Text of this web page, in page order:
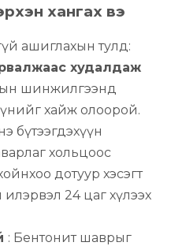
хангах вэ
ашиглахын тулд:
худалдаж
шинжилгээнд
хайж олоорой.
бүтээгдэхүүн
хольцоос
дотуур хэсэгт
24 цаг хүлээх
: Бентонит шаврыг